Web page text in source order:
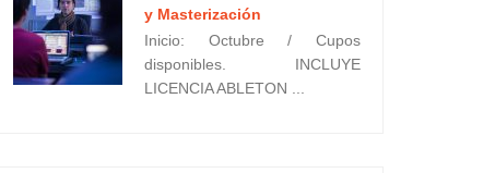
y Masterización
Inicio: Octubre / Cupos
disponibles. INCLUYE
LICENCIA ABLETON ...